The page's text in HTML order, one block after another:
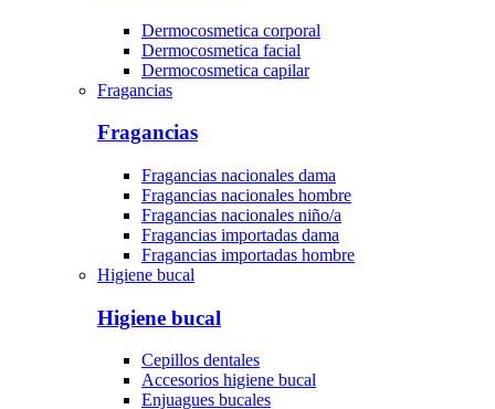
Dermocosmetica corporal
Dermocosmetica facial
Dermocosmetica capilar
Fragancias
Fragancias
Fragancias nacionales dama
Fragancias nacionales hombre
Fragancias nacionales niño/a
Fragancias importadas dama
Fragancias importadas hombre
Higiene bucal
Higiene bucal
Cepillos dentales
Accesorios higiene bucal
Enjuagues bucales